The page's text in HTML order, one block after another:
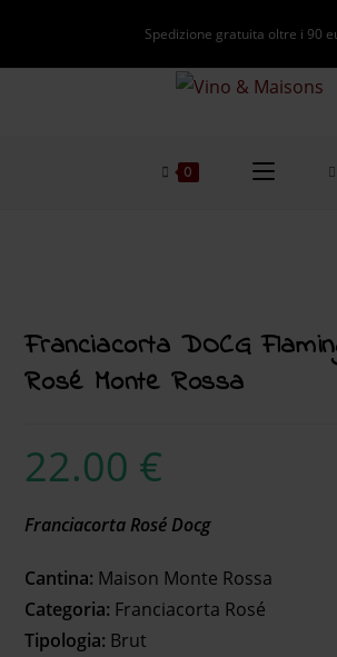
Spedizione gratuita oltre i 90
0
Franciacorta DOCG
Rosé Monte Rossa
22.00 €
Franciacorta Rosé Docg
Cantina: Maison Monte Rossa
Categoria: Franciacorta Rosé
Tipologia: Brut